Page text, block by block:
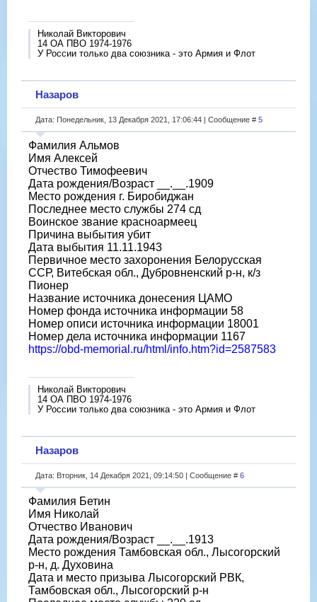
Николай Викторович
14 ОА ПВО 1974-1976
У России только два союзника - это Армия и Флот
Назаров
Дата: Понедельник, 13 Декабря 2021, 17:06:44 | Сообщение # 5
Фамилия Альмов
Имя Алексей
Отчество Тимофеевич
Дата рождения/Возраст __.__.1909
Место рождения г. Биробиджан
Последнее место службы 274 сд
Воинское звание красноармеец
Причина выбытия убит
Дата выбытия 11.11.1943
Первичное место захоронения Белорусская
ССР, Витебская обл., Дубровненский р-н, к/з
Пионер
Название источника донесения ЦАМО
Номер фонда источника информации 58
Номер описи источника информации 18001
Номер дела источника информации 1167
https://obd-memorial.ru/html/info.htm?id=2587583
Николай Викторович
14 ОА ПВО 1974-1976
У России только два союзника - это Армия и Флот
Назаров
Дата: Вторник, 14 Декабря 2021, 09:14:50 | Сообщение # 6
Фамилия Бетин
Имя Николай
Отчество Иванович
Дата рождения/Возраст __.__.1913
Место рождения Тамбовская обл., Лысогорский
р-н, д. Духовина
Дата и место призыва Лысогорский РВК,
Тамбовская обл., Лысогорский р-н